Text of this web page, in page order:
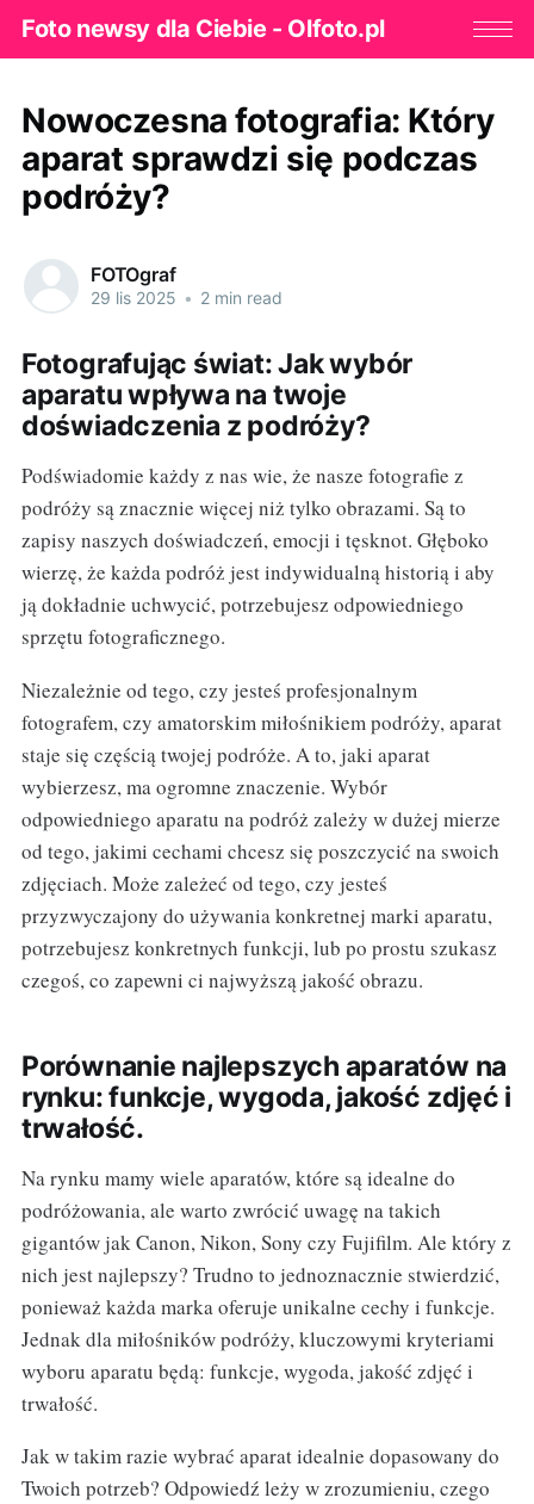
Foto newsy dla Ciebie - Olfoto.pl
Nowoczesna fotografia: Który
aparat sprawdzi się podczas
podróży?
FOTOgraf
29 lis 2025 • 2 min read
Fotografując świat: Jak wybór
aparatu wpływa na twoje
doświadczenia z podróży?
Podświadomie każdy z nas wie, że nasze fotografie z
podróży są znacznie więcej niż tylko obrazami. Są to
zapisy naszych doświadczeń, emocji i tęsknot. Głęboko
wierzę, że każda podróż jest indywidualną historią i aby
ją dokładnie uchwycić, potrzebujesz odpowiedniego
sprzętu fotograficznego.
Niezależnie od tego, czy jesteś profesjonalnym
fotografem, czy amatorskim miłośnikiem podróży, aparat
staje się częścią twojej podróże. A to, jaki aparat
wybierzesz, ma ogromne znaczenie. Wybór
odpowiedniego aparatu na podróż zależy w dużej mierze
od tego, jakimi cechami chcesz się poszczycić na swoich
zdjęciach. Może zależeć od tego, czy jesteś
przyzwyczajony do używania konkretnej marki aparatu,
potrzebujesz konkretnych funkcji, lub po prostu szukasz
czegoś, co zapewni ci najwyższą jakość obrazu.
Porównanie najlepszych aparatów na
rynku: funkcje, wygoda, jakość zdjęć i
trwałość.
Na rynku mamy wiele aparatów, które są idealne do
podróżowania, ale warto zwrócić uwagę na takich
gigantów jak Canon, Nikon, Sony czy Fujifilm. Ale który z
nich jest najlepszy? Trudno to jednoznacznie stwierdzić,
ponieważ każda marka oferuje unikalne cechy i funkcje.
Jednak dla miłośników podróży, kluczowymi kryteriami
wyboru aparatu będą: funkcje, wygoda, jakość zdjęć i
trwałość.
Jak w takim razie wybrać aparat idealnie dopasowany do
Twoich potrzeb? Odpowiedź leży w zrozumieniu, czego